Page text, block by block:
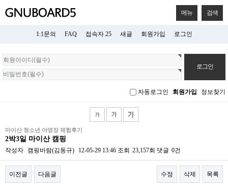
메뉴 검색
1:1문의 FAQ 접속자 25 새글 회원가입 로그인
회
원
로
자동로그인 회원가입 정보찾기
마이산 청소년 야영장 체험후기
2박3일 마이산 캠핑
작성자 캠핑바람(김동규) 12-05-29 13:46 조회 23,157회 댓글 0건
이전글 다음글 수정 삭제 목록